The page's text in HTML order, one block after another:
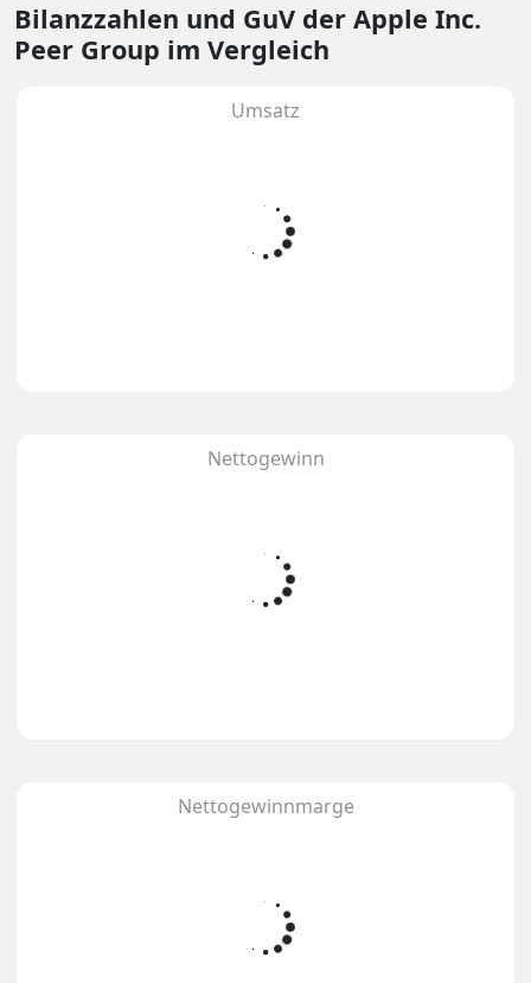
Bilanzzahlen und GuV der Apple Inc.
Peer Group im Vergleich
Umsatz
Nettogewinn
Nettogewinnmarge